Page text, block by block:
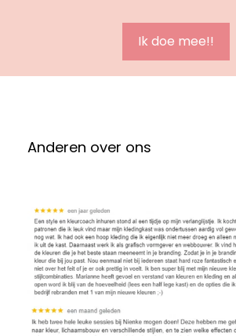
Ik doe mee!!
Anderen over ons